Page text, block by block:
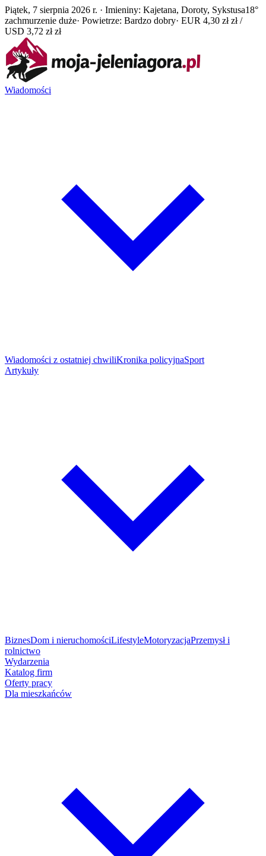
Piątek, 7 sierpnia 2026 r. · Imieniny: Kajetana, Doroty, Sykstusa18°
zachmurzenie duże· Powietrze: Bardzo dobry· EUR 4,30 zł zł /
USD 3,72 zł zł
Wiadomości
Wiadomości z ostatniej chwiliKronika policyjnaSport
Artykuły
BiznesDom i nieruchomościLifestyleMotoryzacjaPrzemysł i
rolnictwo
Wydarzenia
Katalog firm
Oferty pracy
Dla mieszkańców